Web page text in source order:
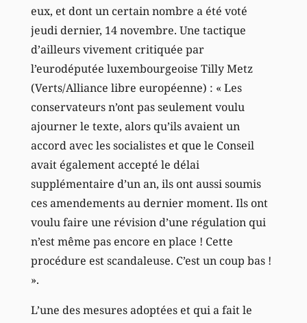
eux, et dont un certain nombre a été voté
jeudi dernier, 14 novembre. Une tactique
d’ailleurs vivement critiquée par
l’eurodéputée luxembourgeoise Tilly Metz
(Verts/Alliance libre européenne) : « Les
conservateurs n’ont pas seulement voulu
ajourner le texte, alors qu’ils avaient un
accord avec les socialistes et que le Conseil
avait également accepté le délai
supplémentaire d’un an, ils ont aussi soumis
ces amendements au dernier moment. Ils ont
voulu faire une révision d’une régulation qui
n’est même pas encore en place ! Cette
procédure est scandaleuse. C’est un coup bas !
».
L’une des mesures adoptées et qui a fait le